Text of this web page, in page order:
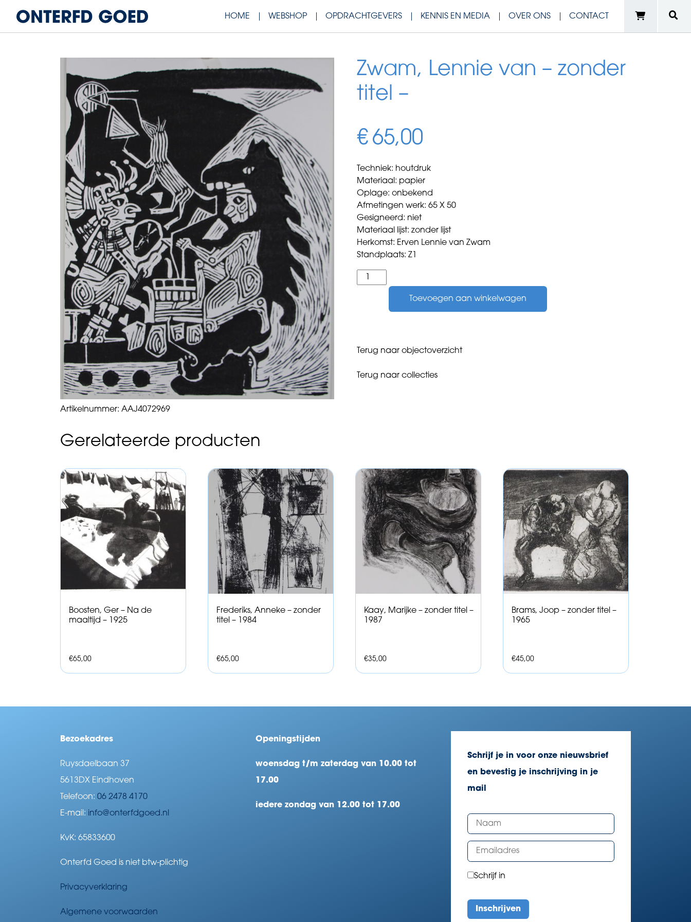
HOME WEBSHOP OPDRACHTGEVERS KENNIS EN MEDIA OVER ONS CONTACT
Artikelnummer: AAJ4072969
Zwam, Lennie van – zonder
titel –
€ 65,00
Techniek: houtdruk
Materiaal: papier
Oplage: onbekend
Afmetingen werk: 65 X 50
Gesigneerd: niet
Materiaal lijst: zonder lijst
Herkomst: Erven Lennie van Zwam
Standplaats: Z1
Zwam,
Lennie
-
Toevoegen aan winkelwagen
Terug naar objectoverzicht
Terug naar collecties
Gerelateerde producten
Boosten, Ger – Na de
maaltijd – 1925
€65,00
Frederiks, Anneke – zonder
titel – 1984
€65,00
Kaay, Marijke – zonder titel –
1987
€35,00
Brams, Joop – zonder titel –
1965
€45,00
Bezoekadres
Ruysdaelbaan 37
5613DX Eindhoven
Telefoon: 06 2478 4170
E-mail: info@onterfdgoed.nl
KvK: 65833600
Onterfd Goed is niet btw-plichtig
Privacyverklaring
Algemene voorwaarden
Openingstijden
woensdag t/m zaterdag van 10.00 tot
17.00
iedere zondag van 12.00 tot 17.00
Schrijf je in voor onze nieuwsbrief
en bevestig je inschrijving in je
mail
Schrijf in